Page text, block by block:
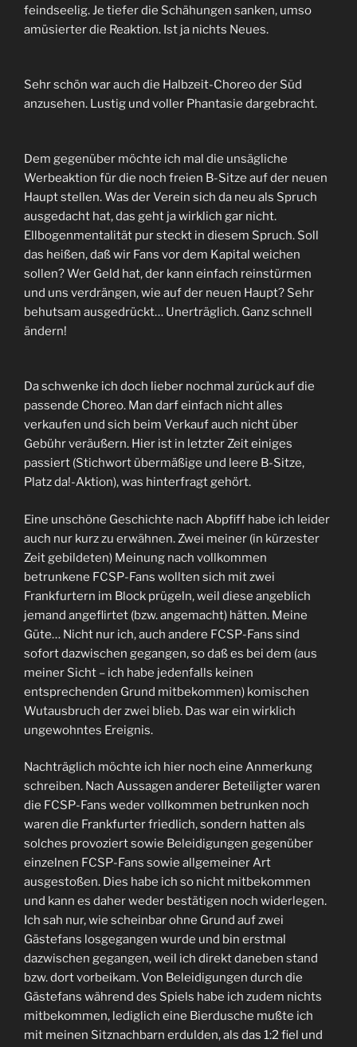
feindseelig. Je tiefer die Schähungen sanken, umso
amüsierter die Reaktion. Ist ja nichts Neues.
Sehr schön war auch die Halbzeit-Choreo der Süd
anzusehen. Lustig und voller Phantasie dargebracht.
Dem gegenüber möchte ich mal die unsägliche
Werbeaktion für die noch freien B-Sitze auf der neuen
Haupt stellen. Was der Verein sich da neu als Spruch
ausgedacht hat, das geht ja wirklich gar nicht.
Ellbogenmentalität pur steckt in diesem Spruch. Soll
das heißen, daß wir Fans vor dem Kapital weichen
sollen? Wer Geld hat, der kann einfach reinstürmen
und uns verdrängen, wie auf der neuen Haupt? Sehr
behutsam ausgedrückt… Unerträglich. Ganz schnell
ändern!
Da schwenke ich doch lieber nochmal zurück auf die
passende Choreo. Man darf einfach nicht alles
verkaufen und sich beim Verkauf auch nicht über
Gebühr veräußern. Hier ist in letzter Zeit einiges
passiert (Stichwort übermäßige und leere B-Sitze,
Platz da!-Aktion), was hinterfragt gehört.
Eine unschöne Geschichte nach Abpfiff habe ich leider
auch nur kurz zu erwähnen. Zwei meiner (in kürzester
Zeit gebildeten) Meinung nach vollkommen
betrunkene FCSP-Fans wollten sich mit zwei
Frankfurtern im Block prügeln, weil diese angeblich
jemand angeflirtet (bzw. angemacht) hätten. Meine
Güte… Nicht nur ich, auch andere FCSP-Fans sind
sofort dazwischen gegangen, so daß es bei dem (aus
meiner Sicht – ich habe jedenfalls keinen
entsprechenden Grund mitbekommen) komischen
Wutausbruch der zwei blieb. Das war ein wirklich
ungewohntes Ereignis.
Nachträglich möchte ich hier noch eine Anmerkung
schreiben. Nach Aussagen anderer Beteiligter waren
die FCSP-Fans weder vollkommen betrunken noch
waren die Frankfurter friedlich, sondern hatten als
solches provoziert sowie Beleidigungen gegenüber
einzelnen FCSP-Fans sowie allgemeiner Art
ausgestoßen. Dies habe ich so nicht mitbekommen
und kann es daher weder bestätigen noch widerlegen.
Ich sah nur, wie scheinbar ohne Grund auf zwei
Gästefans losgegangen wurde und bin erstmal
dazwischen gegangen, weil ich direkt daneben stand
bzw. dort vorbeikam. Von Beleidigungen durch die
Gästefans während des Spiels habe ich zudem nichts
mitbekommen, lediglich eine Bierdusche mußte ich
mit meinen Sitznachbarn erdulden, als das 1:2 fiel und